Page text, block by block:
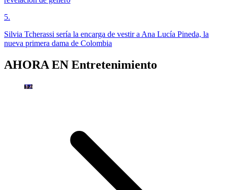
5.
Silvia Tcherassi sería la encarga de vestir a Ana Lucía Pineda, la
nueva primera dama de Colombia
AHORA EN Entretenimiento